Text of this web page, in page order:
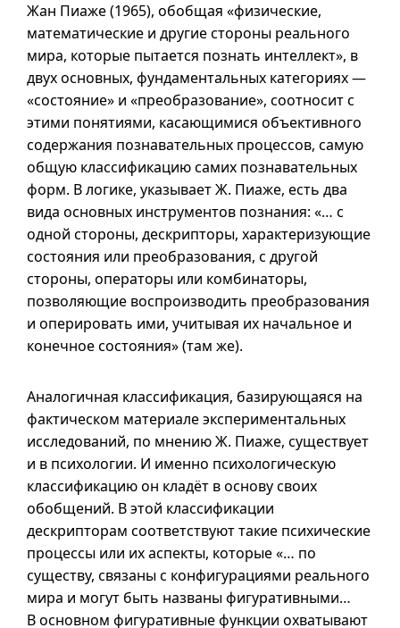
Жан Пиаже (1965), обобщая «физические,
математические и другие стороны реального
мира, которые пытается познать интеллект», в
двух основных, фундаментальных категориях —
«состояние» и «преобразование», соотносит с
этими понятиями, касающимися объективного
содержания познавательных процессов, самую
общую классификацию самих познавательных
форм. В логике, указывает Ж. Пиаже, есть два
вида основных инструментов познания: «… с
одной стороны, дескрипторы, характеризующие
состояния или преобразования, с другой
стороны, операторы или комбинаторы,
позволяющие воспроизводить преобразования
и оперировать ими, учитывая их начальное и
конечное состояния» (там же).
Аналогичная классификация, базирующаяся на
фактическом материале экспериментальных
исследований, по мнению Ж. Пиаже, существует
и в психологии. И именно психологическую
классификацию он кладёт в основу своих
обобщений. В этой классификации
дескрипторам соответствуют такие психические
процессы или их аспекты, которые «… по
существу, связаны с конфигурациями реального
мира и могут быть названы фигуративными…
В основном фигуративные функции охватывают